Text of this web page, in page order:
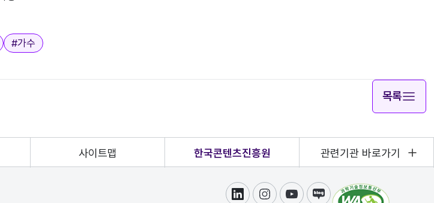
#가수
목록
사이트맵 한국콘텐츠진흥원 관련기관 바로가기